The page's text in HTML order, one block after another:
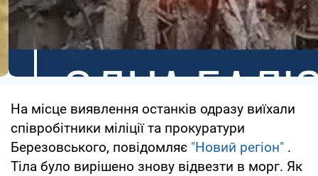
На місце виявлення останків одразу виїхали
співробітники міліції та прокуратури
Березовського, повідомляє "Новий регіон" .
Тіла було вирішено знову відвезти в морг. Як